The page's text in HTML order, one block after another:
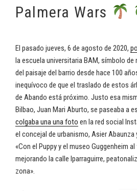
Palmera Wars
El pasado jueves, 6 de agosto de 2020,
la escuela universitaria BAM, símbolo
del paisaje del barrio desde hace 100
inequívoco de que el traslado de estos
de Abando está próximo. Justo esa
Bilbao, Juan Mari Aburto, se paseaba a
colgaba una una foto en la red social
el concejal de urbanismo, Asier
«Con el Puppy y el museo Guggenheim
mejorando la calle Iparraguirre,
zona».